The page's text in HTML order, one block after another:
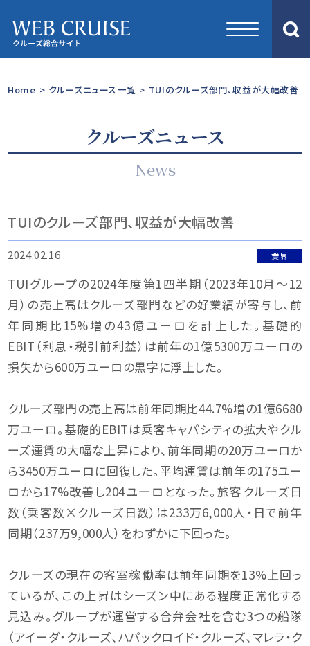
Home > クルーズニュース一覧 > TUIのクルーズ部門、収益が大幅改善
クルーズニュース
News
TUIのクルーズ部門、収益が大幅改善
2024.02.16 業界
TUIグループの2024年度第1四半期（2023年10月〜12
月）の売上高はクルーズ部門などの好業績が寄与し、前
年同期比15%増の43億ユーロを計上した。基礎的
EBIT（利息・税引前利益）は前年の1億5300万ユーロの
損失から600万ユーロの黒字に浮上した。
クルーズ部門の売上高は前年同期比44.7%増の1億6680
万ユーロ。基礎的EBITは乗客キャパシティの拡大やクル
ーズ運賃の大幅な上昇により、前年同期の20万ユーロか
ら3450万ユーロに回復した。平均運賃は前年の175ユー
ロから17%改善し204ユーロとなった。旅客クルーズ日
数（乗客数×クルーズ日数）は233万6,000人・日で前年
同期（237万9,000人）をわずかに下回った。
クルーズの現在の客室稼働率は前年同期を13%上回っ
ているが、この上昇はシーズン中にある程度正常化する
見込み。グループが運営する合弁会社を含む3つの船隊
（アイーダ・クルーズ、ハパックロイド・クルーズ、マレラ・ク